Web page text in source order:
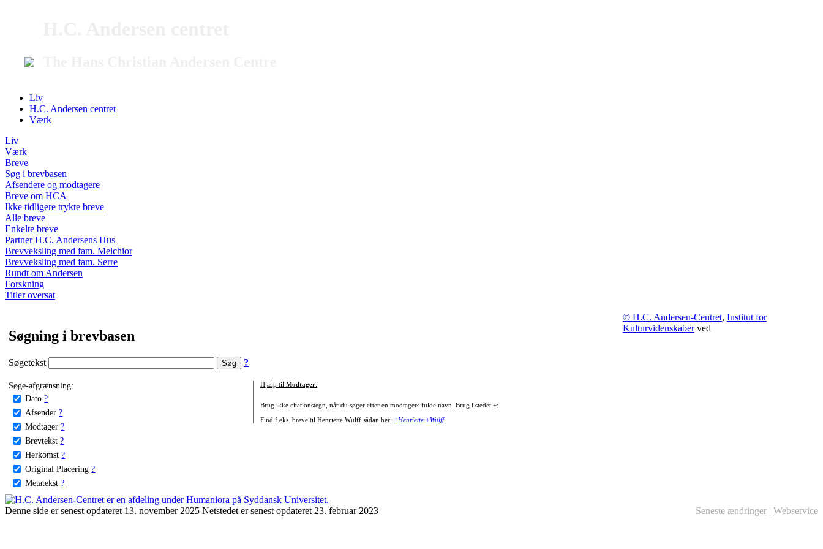
Liv
H.C. Andersen centret
Værk
Liv
Værk
Breve
Søg i brevbasen
Afsendere og modtagere
Breve om HCA
Ikke tidligere trykte breve
Alle breve
Enkelte breve
Partner H.C. Andersens Hus
Brevveksling med fam. Melchior
Brevveksling med fam. Serre
Rundt om Andersen
Forskning
Titler oversat
Søgning i brevbasen
Søgetekst ?
Søge-afgrænsning:
Dato ?
Afsender ?
Modtager ?
Brevtekst ?
Herkomst ?
Original Placering ?
Metatekst ?
Hjælp til Modtager:
Brug ikke citationstegn, når du søger efter en modtagers fulde navn. Brug i stedet +:
Find f.eks. breve til Henriette Wulff sådan her: +Henriette +Wulff.
© H.C. Andersen-Centret, Institut for
Kulturvidenskaberved
Denne side er senest opdateret 13. november 2025 Netstedet er senest opdateret 23. februar 2023 Seneste ændringer | Webservice